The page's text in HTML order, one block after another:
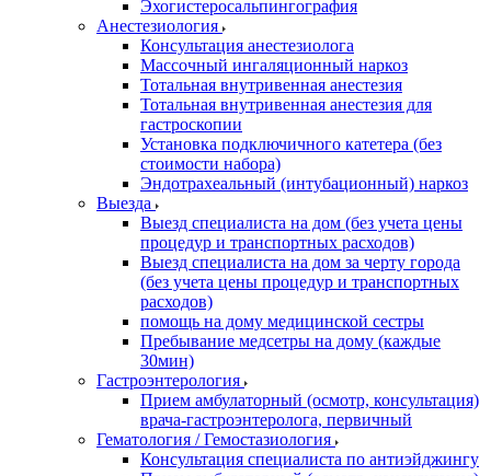
Эхогистеросальпингография
Анестезиология
Консультация анестезиолога
Массочный ингаляционный наркоз
Тотальная внутривенная анестезия
Тотальная внутривенная анестезия для
гастроскопии
Установка подключичного катетера (без
стоимости набора)
Эндотрахеальный (интубационный) наркоз
Выезда
Выезд специалиста на дом (без учета цены
процедур и транспортных расходов)
Выезд специалиста на дом за черту города
(без учета цены процедур и транспортных
расходов)
помощь на дому медицинской сестры
Пребывание медсетры на дому (каждые
30мин)
Гастроэнтерология
Прием амбулаторный (осмотр, консультация)
врача-гастроэнтеролога, первичный
Гематология / Гемостазиология
Консультация специалиста по антиэйджингу